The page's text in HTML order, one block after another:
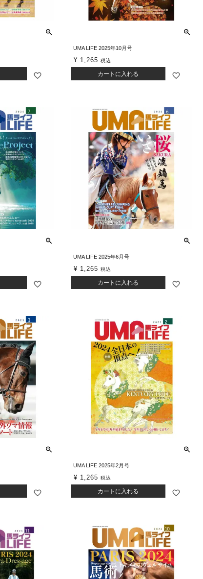
UMA LIFE 2025年10月号
¥ 1,265 税込
カートに入れる
UMA LIFE 2025年6月号
¥ 1,265 税込
カートに入れる
UMA LIFE 2025年2月号
¥ 1,265 税込
カートに入れる